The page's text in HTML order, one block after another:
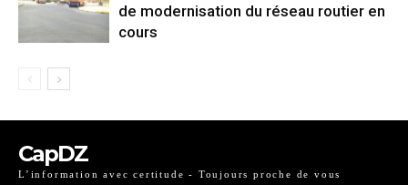
de modernisation du réseau routier en
cours
CapDZ
L’information avec certitude - Toujours proche de vous